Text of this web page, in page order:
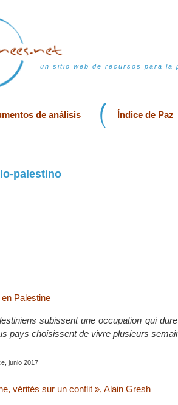
un sitio web de recursos para la
de análisis Índice de Paz
palestino
Palestine
subissent une occupation qui
pays choisissent de vivre plusieurs
junio 2017
vérités sur un conflit », Alain Gresh